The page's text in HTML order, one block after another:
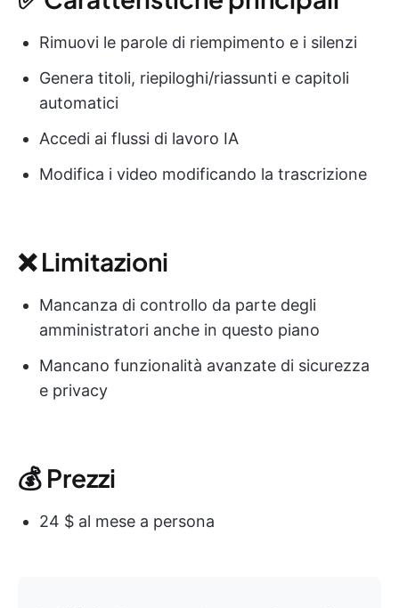
Rimuovi le parole di riempimento e i silenzi
Genera titoli, riepiloghi/riassunti e capitoli
automatici
Accedi ai flussi di lavoro IA
Modifica i video modificando la trascrizione
❌ Limitazioni
Mancanza di controllo da parte degli
amministratori anche in questo piano
Mancano funzionalità avanzate di sicurezza
e privacy
💰 Prezzi
24 $ al mese a persona